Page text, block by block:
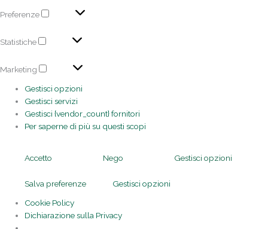
Preferenze
Statistiche
Marketing
Gestisci opzioni
Gestisci servizi
Gestisci {vendor_count} fornitori
Per saperne di più su questi scopi
Accetto Nego Gestisci opzioni
Salva preferenze
Gestisci opzioni
Cookie Policy
Dichiarazione sulla Privacy